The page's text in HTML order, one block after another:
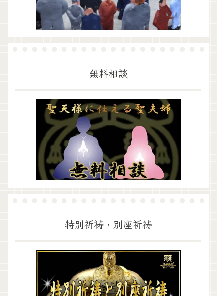
無料相談
特別祈祷・別座祈祷